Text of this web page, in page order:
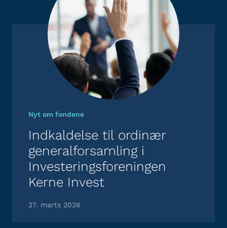
Nyt om fondene
Indkaldelse til ordinær
generalforsamling i
Investeringsforeningen
Kerne Invest
27. marts 2026